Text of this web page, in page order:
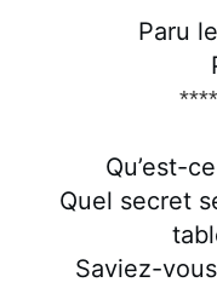
Paru
Qu’est-
Quel secret
Saviez-